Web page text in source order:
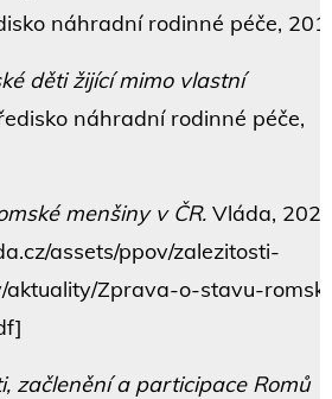
náhradní rodinné péče,
děti žijící mimo vlastní
náhradní rodinné péče,
menšiny v ČR. Vláda,
assets/ppov/zalezitosti-
aktuality/Zprava-o-stavu-
začlenění a participace Romů